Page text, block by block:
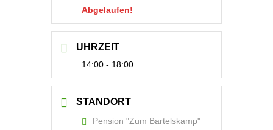
Abgelaufen!
UHRZEIT
14:00 - 18:00
STANDORT
Pension "Zum Bartelskamp"